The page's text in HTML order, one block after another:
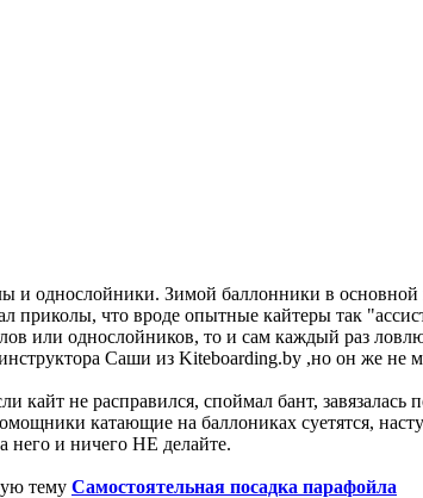
и однослойники. Зимой баллонники в
приколы, что вроде опытные кайтеры так
или однослойников, то и сам каждый раз
Саши из Kiteboarding.by ,но он же
кайт не расправился, споймал бант,
катающие на баллониках суетятся,
него и ничего НЕ делайте.
тему Самостоятельная посадка парафойла